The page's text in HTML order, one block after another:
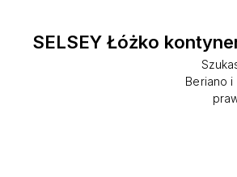
SELSEY Łóżko
Beriano